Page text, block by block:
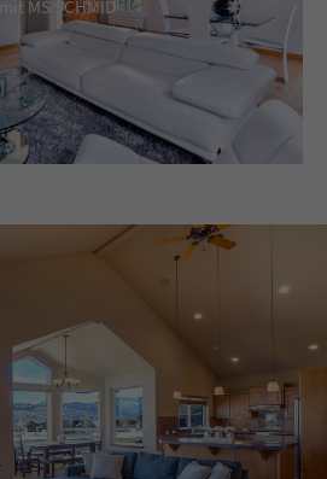
mit MS SCHMID